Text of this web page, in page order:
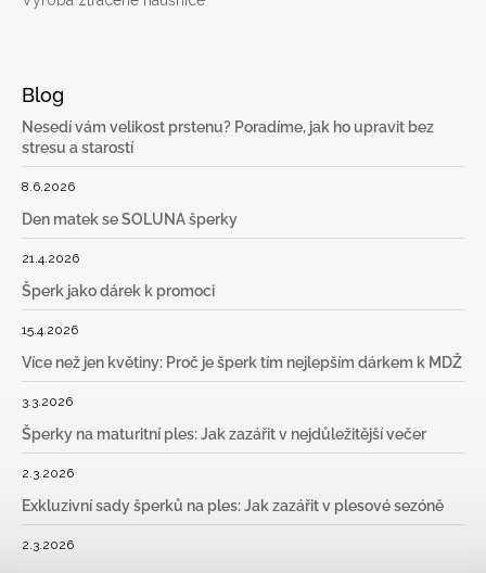
Blog
Nesedí vám velikost prstenu? Poradíme, jak ho upravit bez
stresu a starostí
8.6.2026
Den matek se SOLUNA šperky
21.4.2026
Šperk jako dárek k promoci
15.4.2026
Více než jen květiny: Proč je šperk tím nejlepším dárkem k MDŽ
3.3.2026
Šperky na maturitní ples: Jak zazářit v nejdůležitější večer
2.3.2026
Exkluzivní sady šperků na ples: Jak zazářit v plesové sezóně
2.3.2026